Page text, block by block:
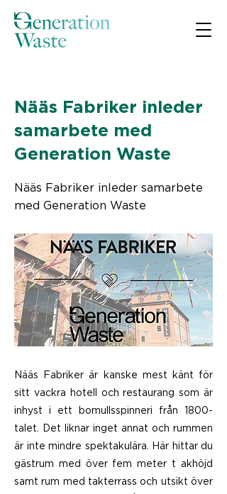
Nääs Fabriker inleder
samarbete med
Generation Waste
Nääs Fabriker inleder samarbete
med Generation Waste
Nääs Fabriker är kanske mest känt för
sitt vackra hotell och restaurang som är
inhyst i ett bomullsspinneri från 1800-
talet. Det liknar inget annat och rummen
är inte mindre spektakulära. Här hittar du
gästrum med över fem meter t akhöjd
samt rum med takterrass och utsikt över